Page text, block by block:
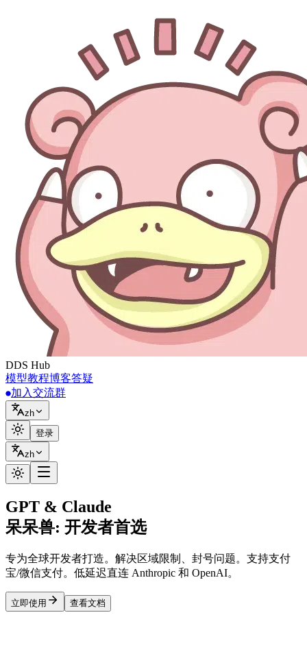
DDS Hub
模型教程博客答疑
加入交流群
zh
登录
zh
GPT & Claude
呆呆兽: 开发者首选
专为全球开发者打造。解决区域限制、封号问题。支持支付
宝/微信支付。低延迟直连 Anthropic 和 OpenAI。
立即使用 查看文档